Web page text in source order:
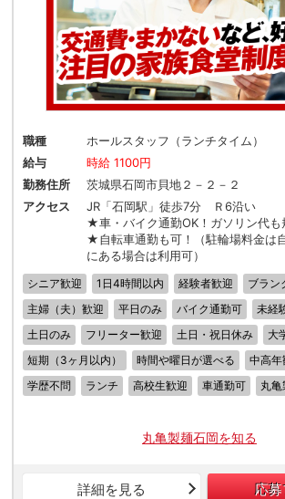
職種
ホールスタッフ（ランチタイム）
給与
時給 1100円
勤務住所
茨城県石岡市貝地２－２－２
アクセス
JR「石岡駅」徒歩7分 Ｒ6沿い
★車・バイク通勤OK！ガソリン代も
★自転車通勤も可！（駐輪場料金は
にある場合は利用可）
シニア歓迎 1日4時間以内 経験者歓迎
ブラン
主婦（夫）歓迎
平日のみ バイク通勤可
未経
土日のみ
フリーター歓迎 土日・祝日休み 大
短期（3ヶ月以内）
時間や曜日が選べる 中高年
学歴不問
ランチ 高校生歓迎 車通勤可 丸
丸亀製麺石岡を知る
詳細を見る 応